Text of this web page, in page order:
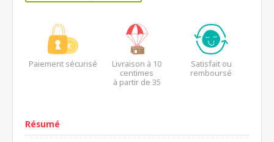
Paiement sécurisé
Livraison à 10
centimes
à partir de 35
Satisfait ou
remboursé
Résumé